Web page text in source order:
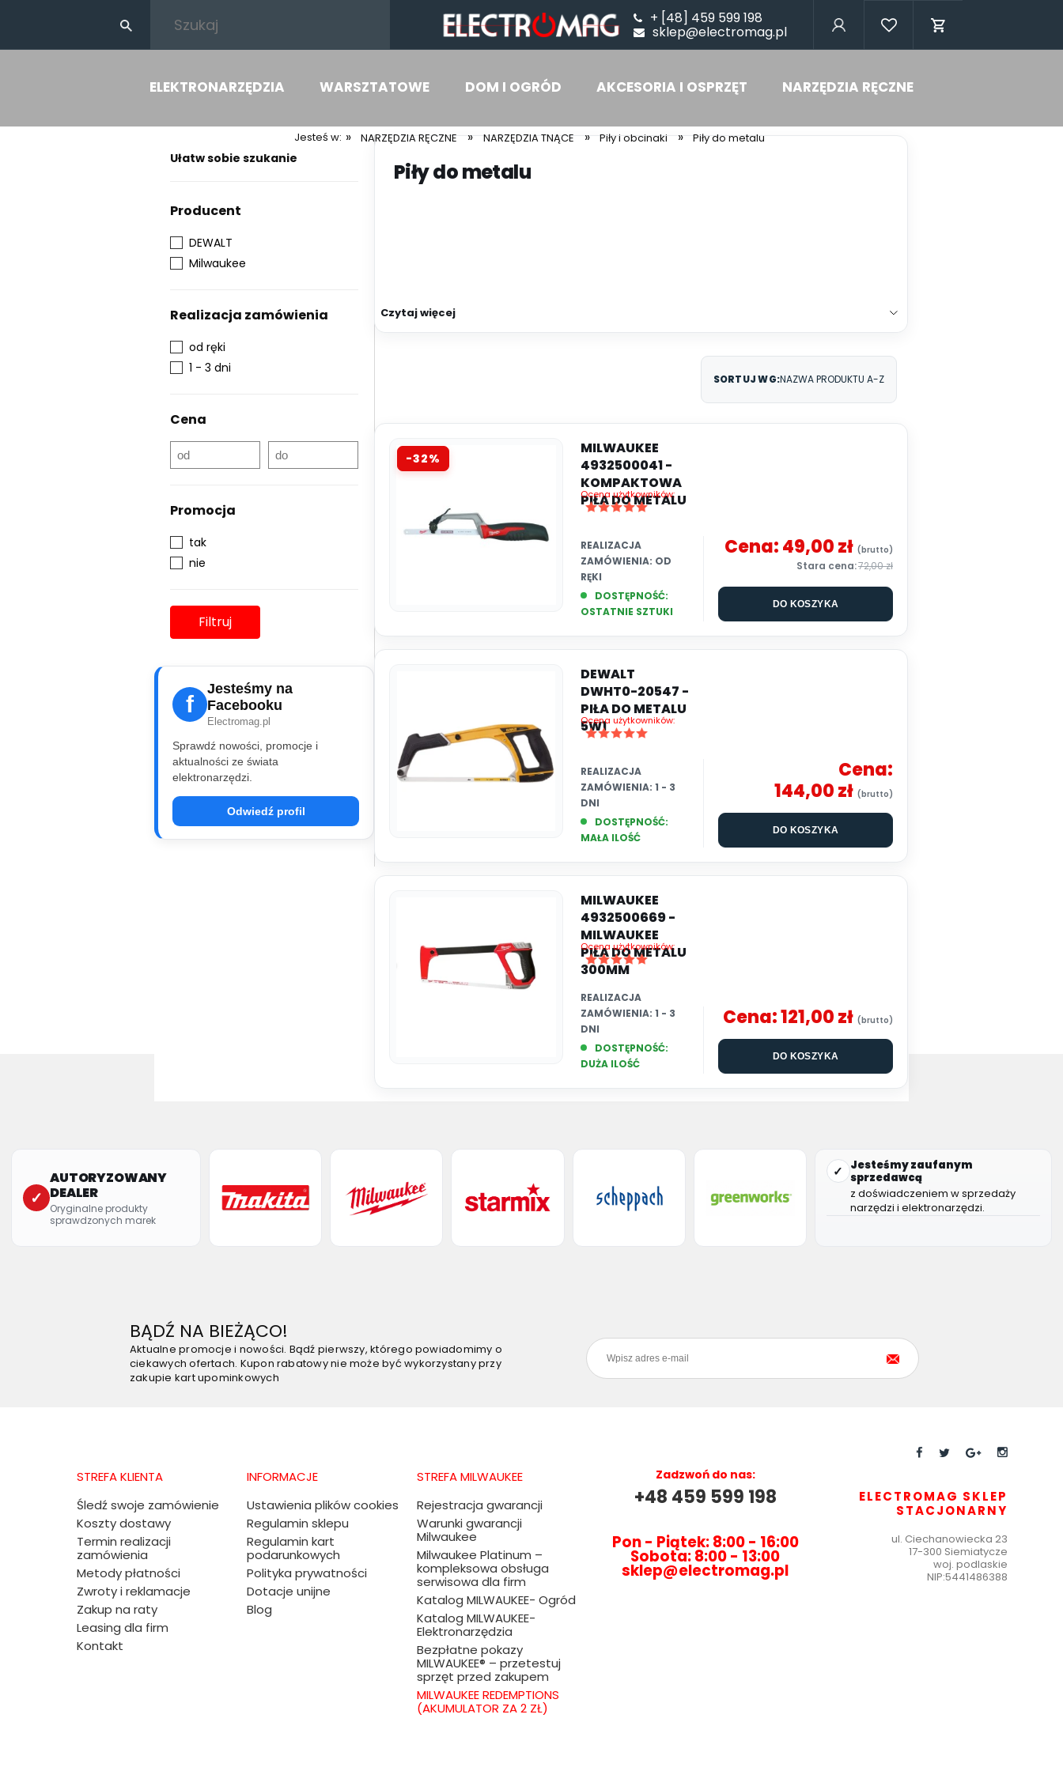
+ [48] 459 599 198
sklep@electromag.pl
ELEKTRONARZĘDZIA WARSZTATOWE DOM I OGRÓD AKCESORIA I OSPRZĘT NARZĘDZIA RĘCZNE
Jesteś w: » NARZĘDZIA RĘCZNE » NARZĘDZIA TNĄCE » Piły i obcinaki » Piły do metalu
Ułatw sobie szukanie
Producent
DEWALT
Milwaukee
Realizacja zamówienia
od ręki
1 - 3 dni
Cena
Promocja
tak
nie
Filtruj
f
Jesteśmy na
Facebooku
Electromag.pl
Sprawdź nowości, promocje i
aktualności ze świata
elektronarzędzi.
Odwiedź profil
Piły do metalu
Czytaj więcej
SORTUJ WG:NAZWA PRODUKTU A-Z
MILWAUKEE
4932500041 -
KOMPAKTOWA
PIŁA DO METALU
Ocena użytkowników:
DOSTĘPNOŚĆ:
OSTATNIE SZTUKI
REALIZACJA
ZAMÓWIENIA: OD
RĘKI
Cena:49,00 zł
72,00 zł
DO KOSZYKA
-32%
DEWALT
DWHT0-20547 -
PIŁA DO METALU
5W1
Ocena użytkowników:
DOSTĘPNOŚĆ:
MAŁA ILOŚĆ
REALIZACJA
ZAMÓWIENIA: 1 - 3
DNI
Cena:
144,00 zł
DO KOSZYKA
MILWAUKEE
4932500669 -
MILWAUKEE
PIŁA DO METALU
300MM
Ocena użytkowników:
DOSTĘPNOŚĆ:
DUŻA ILOŚĆ
REALIZACJA
ZAMÓWIENIA: 1 - 3
DNI
Cena:121,00 zł
DO KOSZYKA
✓
AUTORYZOWANY
DEALER
Oryginalne produkty
sprawdzonych marek
✓
Jesteśmy zaufanym
sprzedawcą
z doświadczeniem w sprzedaży
narzędzi i elektronarzędzi.
BĄDŹ NA BIEŻĄCO!
Aktualne promocje i nowości. Bądź pierwszy, którego powiadomimy o
ciekawych ofertach. Kupon rabatowy nie może być wykorzystany przy
zakupie kart upominkowych
STREFA KLIENTA
Śledź swoje zamówienie
Koszty dostawy
Termin realizacji
zamówienia
Metody płatności
Zwroty i reklamacje
Zakup na raty
Leasing dla firm
Kontakt
INFORMACJE
Ustawienia plików cookies
Regulamin sklepu
Regulamin kart
podarunkowych
Polityka prywatności
Dotacje unijne
Blog
STREFA MILWAUKEE
Rejestracja gwarancji
Warunki gwarancji
Milwaukee
Milwaukee Platinum –
kompleksowa obsługa
serwisowa dla firm
Katalog MILWAUKEE- Ogród
Katalog MILWAUKEE-
Elektronarzędzia
Bezpłatne pokazy
MILWAUKEE® – przetestuj
sprzęt przed zakupem
MILWAUKEE REDEMPTIONS
(AKUMULATOR ZA 2 ZŁ)
Zadzwoń do nas:
+48 459 599 198
Pon - Piątek: 8:00 - 16:00
Sobota: 8:00 - 13:00
sklep@electromag.pl
ELECTROMAG SKLEP
STACJONARNY
ul. Ciechanowiecka 23
17-300 Siemiatycze
woj. podlaskie
NIP:5441486388